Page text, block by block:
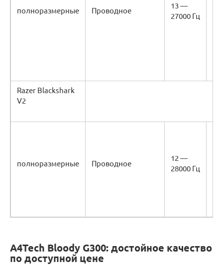
полноразмерные Проводное
13 —
27000 Гц
Razer Blackshark
V2
полноразмерные Проводное
12 —
28000 Гц
A4Tech Bloody G300: достойное качество
по доступной цене